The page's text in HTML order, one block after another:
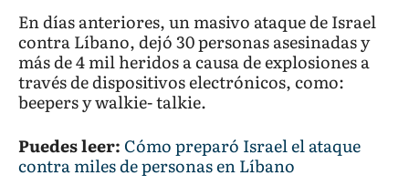
En días anteriores, un masivo ataque de Israel
contra Líbano, dejó 30 personas asesinadas y
más de 4 mil heridos a causa de explosiones a
través de dispositivos electrónicos, como:
beepers y walkie- talkie.
Puedes leer: Cómo preparó Israel el ataque
contra miles de personas en Líbano